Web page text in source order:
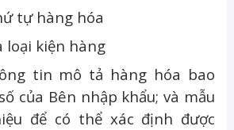
tự hàng hóa
loại kiện hàng
tin mô tả hàng hóa bao
của Bên nhập khẩu; và mẫu
để có thể xác định được